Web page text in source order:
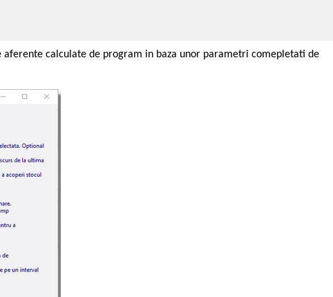
calculate de program in baza unor parametri comepletati de